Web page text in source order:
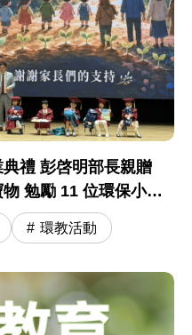
禮 彭啓明部長親贈
物 勉勵 11 位環保小尖
環教活動